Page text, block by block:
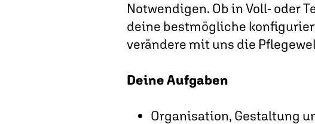
Notwendigen. Ob in Voll- oder
deine bestmögliche
verändere mit uns die
Deine Aufgaben
Organisation, Gestaltung